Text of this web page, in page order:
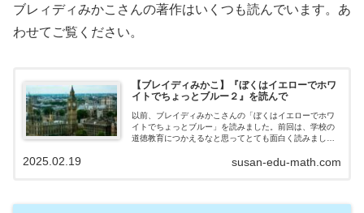
ブレィディみかこさんの著作はいくつも読んでいます。あ
わせてご覧ください。
【ブレイディみかこ】『ぼくはイエローでホワ
イトでちょっとブルー２』を読んで
以前、ブレイディみかこさんの「ぼくはイエローでホワ
イトでちょっとブルー」を読みました。前回は、学校の
道徳教育につかえるなと思ってとても面白く読みまし
て考えてしまいました。今日は読書の感想を…
susan-edu-math.com
2025.02.19